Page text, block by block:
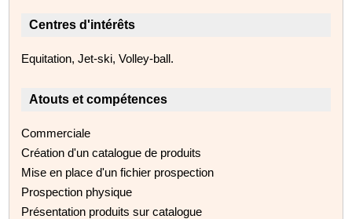
Centres d'intérêts
Equitation, Jet-ski, Volley-ball.
Atouts et compétences
Commerciale
Création d'un catalogue de produits
Mise en place d'un fichier prospection
Prospection physique
Présentation produits sur catalogue